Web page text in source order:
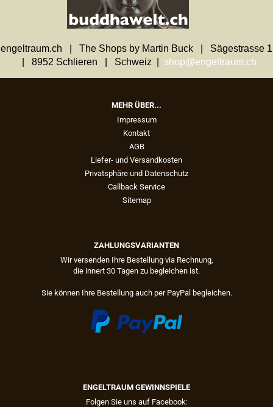
engeltraum.ch | The Shops by Martin Buck | Sägestrasse 1
| 8952 Schlieren | Schweiz | shop@engeltraum.ch
MEHR ÜBER...
Impressum
Kontakt
AGB
Liefer- und Versandkosten
Privatsphäre und Datenschutz
Callback Service
Sitemap
ZAHLUNGSVARIANTEN
Wir versenden Ihre Bestellung via Rechnung,
die innert 30 Tagen zu begleichen ist.
Sie können Ihre Bestellung auch per PayPal begleichen.
ENGELTRAUM GEWINNSPIELE
Folgen Sie uns auf Facebook: